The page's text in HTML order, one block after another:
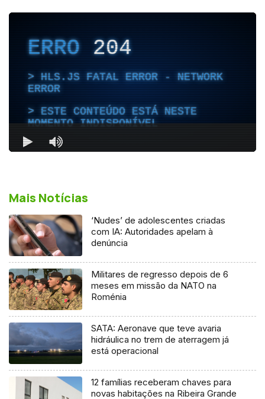
Mais Notícias
‘Nudes’ de adolescentes criadas
com IA: Autoridades apelam à
denúncia
Militares de regresso depois de 6
meses em missão da NATO na
Roménia
SATA: Aeronave que teve avaria
hidráulica no trem de aterragem já
está operacional
12 famílias receberam chaves para
novas habitações na Ribeira Grande